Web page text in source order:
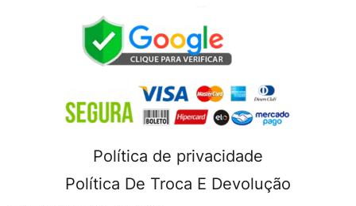
Política de privacidade
Política De Troca E Devolução